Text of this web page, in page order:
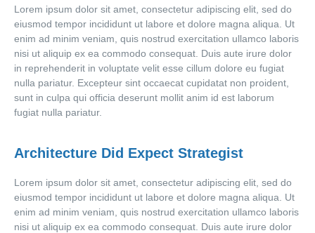
Lorem ipsum dolor sit amet, consectetur adipiscing elit, sed do
eiusmod tempor incididunt ut labore et dolore magna aliqua. Ut
enim ad minim veniam, quis nostrud exercitation ullamco laboris
nisi ut aliquip ex ea commodo consequat. Duis aute irure dolor
in reprehenderit in voluptate velit esse cillum dolore eu fugiat
nulla pariatur. Excepteur sint occaecat cupidatat non proident,
sunt in culpa qui officia deserunt mollit anim id est laborum
fugiat nulla pariatur.
Architecture Did Expect Strategist
Lorem ipsum dolor sit amet, consectetur adipiscing elit, sed do
eiusmod tempor incididunt ut labore et dolore magna aliqua. Ut
enim ad minim veniam, quis nostrud exercitation ullamco laboris
nisi ut aliquip ex ea commodo consequat. Duis aute irure dolor